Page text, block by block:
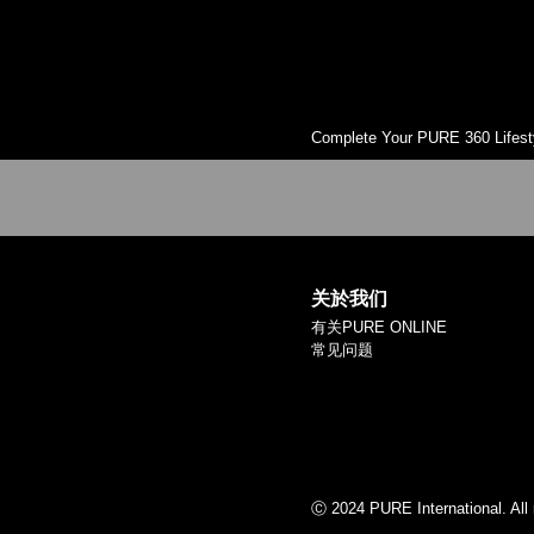
Complete Your PURE 360
关於我们
有关PURE ONLINE
常见问题
Ⓒ 2024 PURE International. All